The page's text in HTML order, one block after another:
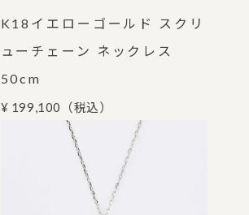
K18イエローゴールド スクリ
ューチェーン ネックレス
50cm
¥ 199,100 （税込）